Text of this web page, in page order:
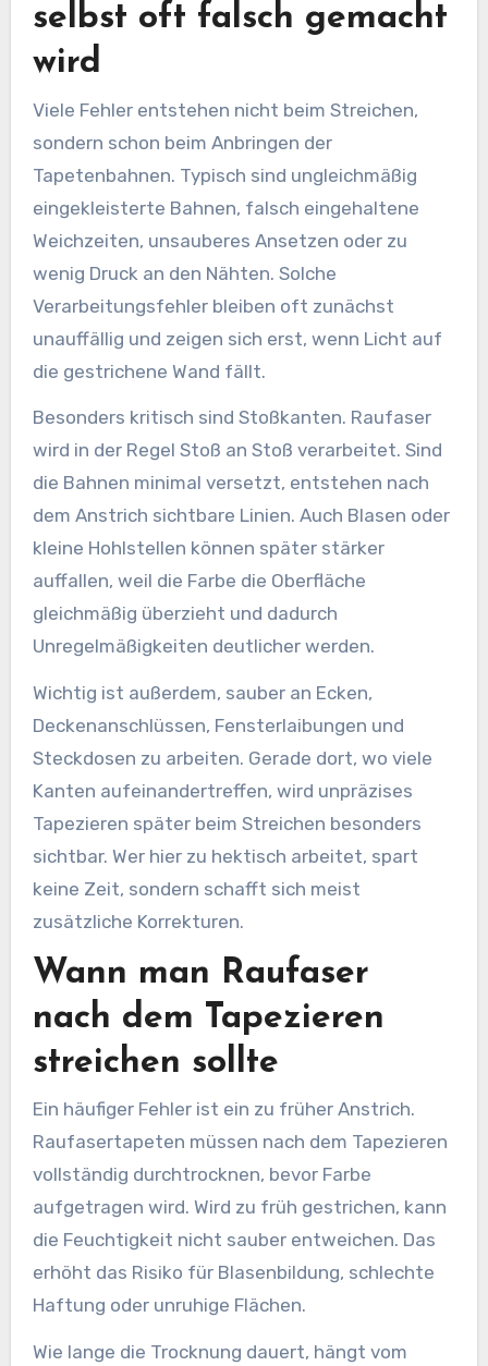
selbst oft falsch gemacht
wird
Viele Fehler entstehen nicht beim Streichen,
sondern schon beim Anbringen der
Tapetenbahnen. Typisch sind ungleichmäßig
eingekleisterte Bahnen, falsch eingehaltene
Weichzeiten, unsauberes Ansetzen oder zu
wenig Druck an den Nähten. Solche
Verarbeitungsfehler bleiben oft zunächst
unauffällig und zeigen sich erst, wenn Licht auf
die gestrichene Wand fällt.
Besonders kritisch sind Stoßkanten. Raufaser
wird in der Regel Stoß an Stoß verarbeitet. Sind
die Bahnen minimal versetzt, entstehen nach
dem Anstrich sichtbare Linien. Auch Blasen oder
kleine Hohlstellen können später stärker
auffallen, weil die Farbe die Oberfläche
gleichmäßig überzieht und dadurch
Unregelmäßigkeiten deutlicher werden.
Wichtig ist außerdem, sauber an Ecken,
Deckenanschlüssen, Fensterlaibungen und
Steckdosen zu arbeiten. Gerade dort, wo viele
Kanten aufeinandertreffen, wird unpräzises
Tapezieren später beim Streichen besonders
sichtbar. Wer hier zu hektisch arbeitet, spart
keine Zeit, sondern schafft sich meist
zusätzliche Korrekturen.
Wann man Raufaser
nach dem Tapezieren
streichen sollte
Ein häufiger Fehler ist ein zu früher Anstrich.
Raufasertapeten müssen nach dem Tapezieren
vollständig durchtrocknen, bevor Farbe
aufgetragen wird. Wird zu früh gestrichen, kann
die Feuchtigkeit nicht sauber entweichen. Das
erhöht das Risiko für Blasenbildung, schlechte
Haftung oder unruhige Flächen.
Wie lange die Trocknung dauert, hängt vom